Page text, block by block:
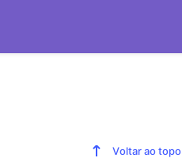
Voltar ao topo